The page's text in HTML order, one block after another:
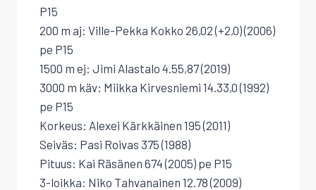
P15
200 m aj: Ville-Pekka Kokko 26,02 (+2,0) (2006)
pe P15
1500 m ej: Jimi Alastalo 4.55,87 (2019)
3000 m käv: Miikka Kirvesniemi 14.33,0 (1992)
pe P15
Korkeus: Alexei Kärkkäinen 195 (2011)
Seiväs: Pasi Roivas 375 (1988)
Pituus: Kai Räsänen 674 (2005) pe P15
3-loikka: Niko Tahvanainen 12.78 (2009)